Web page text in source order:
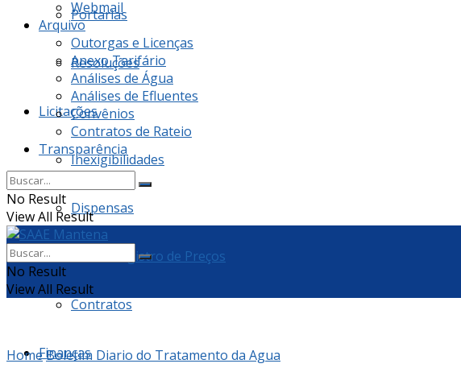
Portarias
Resoluções
Licitações
Inexigibilidades
Dispensas
Ata de Registro de Preços
Contratos
Finanças
Webmail
Arquivo
Outorgas e Licenças
Anexo Tarifário
Análises de Água
Análises de Efluentes
Convênios
Contratos de Rateio
Transparência
No Result
View All Result
No Result
View All Result
HomeBoletim Diario do Tratamento da Agua